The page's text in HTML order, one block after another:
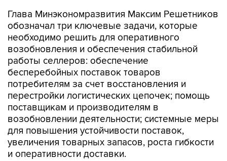
Глава Минэкономразвития Максим Решетников
обозначал три ключевые задачи, которые
необходимо решить для оперативного
возобновления и обеспечения стабильной
работы селлеров: обеспечение
бесперебойных поставок товаров
потребителям за счет восстановления и
перестройки логистических цепочек; помощь
поставщикам и производителям в
возобновлении деятельности; системные меры
для повышения устойчивости поставок,
увеличения товарных запасов, роста гибкости
и оперативности доставки.